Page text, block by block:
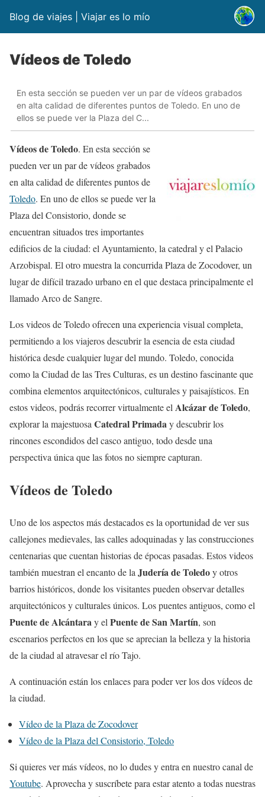
Blog de viajes | Viajar es lo mío
Vídeos de Toledo
En esta sección se pueden ver un par de vídeos grabados
en alta calidad de diferentes puntos de Toledo. En uno de
ellos se puede ver la Plaza del C...
Vídeos de Toledo. En esta sección se
pueden ver un par de vídeos grabados
en alta calidad de diferentes puntos de
Toledo. En uno de ellos se puede ver la
Plaza del Consistorio, donde se
encuentran situados tres importantes
edificios de la ciudad: el Ayuntamiento, la catedral y el Palacio
Arzobispal. El otro muestra la concurrida Plaza de Zocodover, un
lugar de difícil trazado urbano en el que destaca principalmente el
llamado Arco de Sangre.
Los videos de Toledo ofrecen una experiencia visual completa,
permitiendo a los viajeros descubrir la esencia de esta ciudad
histórica desde cualquier lugar del mundo. Toledo, conocida
como la Ciudad de las Tres Culturas, es un destino fascinante que
combina elementos arquitectónicos, culturales y paisajísticos. En
estos videos, podrás recorrer virtualmente el Alcázar de Toledo,
explorar la majestuosa Catedral Primaday descubrir los
rincones escondidos del casco antiguo, todo desde una
perspectiva única que las fotos no siempre capturan.
Vídeos de Toledo
Uno de los aspectos más destacados es la oportunidad de ver sus
callejones medievales, las calles adoquinadas y las construcciones
centenarias que cuentan historias de épocas pasadas. Estos videos
también muestran el encanto de la Judería de Toledoy otros
barrios históricos, donde los visitantes pueden observar detalles
arquitectónicos y culturales únicos. Los puentes antiguos, como el
Puente de Alcántara y el Puente de San Martín, son
escenarios perfectos en los que se aprecian la belleza y la historia
de la ciudad al atravesar el río Tajo.
A continuación están los enlaces para poder ver los dos vídeos de
la ciudad.
Vídeo de la Plaza de Zocodover
Vídeo de la Plaza del Consistorio, Toledo
Si quieres ver más vídeos, no lo dudes y entra en nuestro canal de
Youtube. Aprovecha y suscríbete para estar atento a todas nuestras